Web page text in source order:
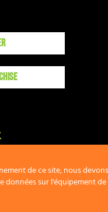
de ce site, nous devons
données sur l'équipement